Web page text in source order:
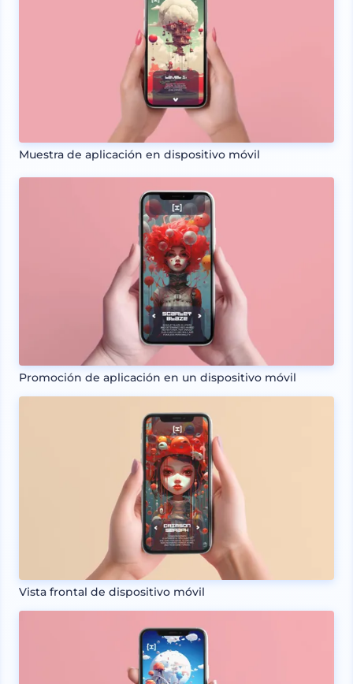
Muestra de aplicación en dispositivo móvil
Promoción de aplicación en un dispositivo móvil
Vista frontal de dispositivo móvil